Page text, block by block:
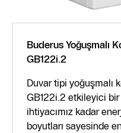
Buderus Yoğuşmalı
GB122i.2
Duvar tipi yoğuşmalı
GB122i.2 etkileyici
ihtiyacımız kadar
boyutları sayesinde